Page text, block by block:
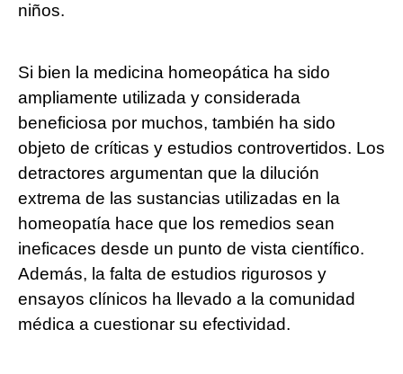
niños.
Si bien la medicina homeopática ha sido
ampliamente utilizada y considerada
beneficiosa por muchos, también ha sido
objeto de críticas y estudios controvertidos. Los
detractores argumentan que la dilución
extrema de las sustancias utilizadas en la
homeopatía hace que los remedios sean
ineficaces desde un punto de vista científico.
Además, la falta de estudios rigurosos y
ensayos clínicos ha llevado a la comunidad
médica a cuestionar su efectividad.